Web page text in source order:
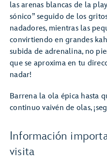
las arenas blancas de la
sónico” seguido de los
nadadores, mientras las
convirtiendo en grandes
subida de adrenalina, no
que se aproxima en tu
nadar!
Barrena la ola épica hasta
continuo vaivén de olas,
Información
visita